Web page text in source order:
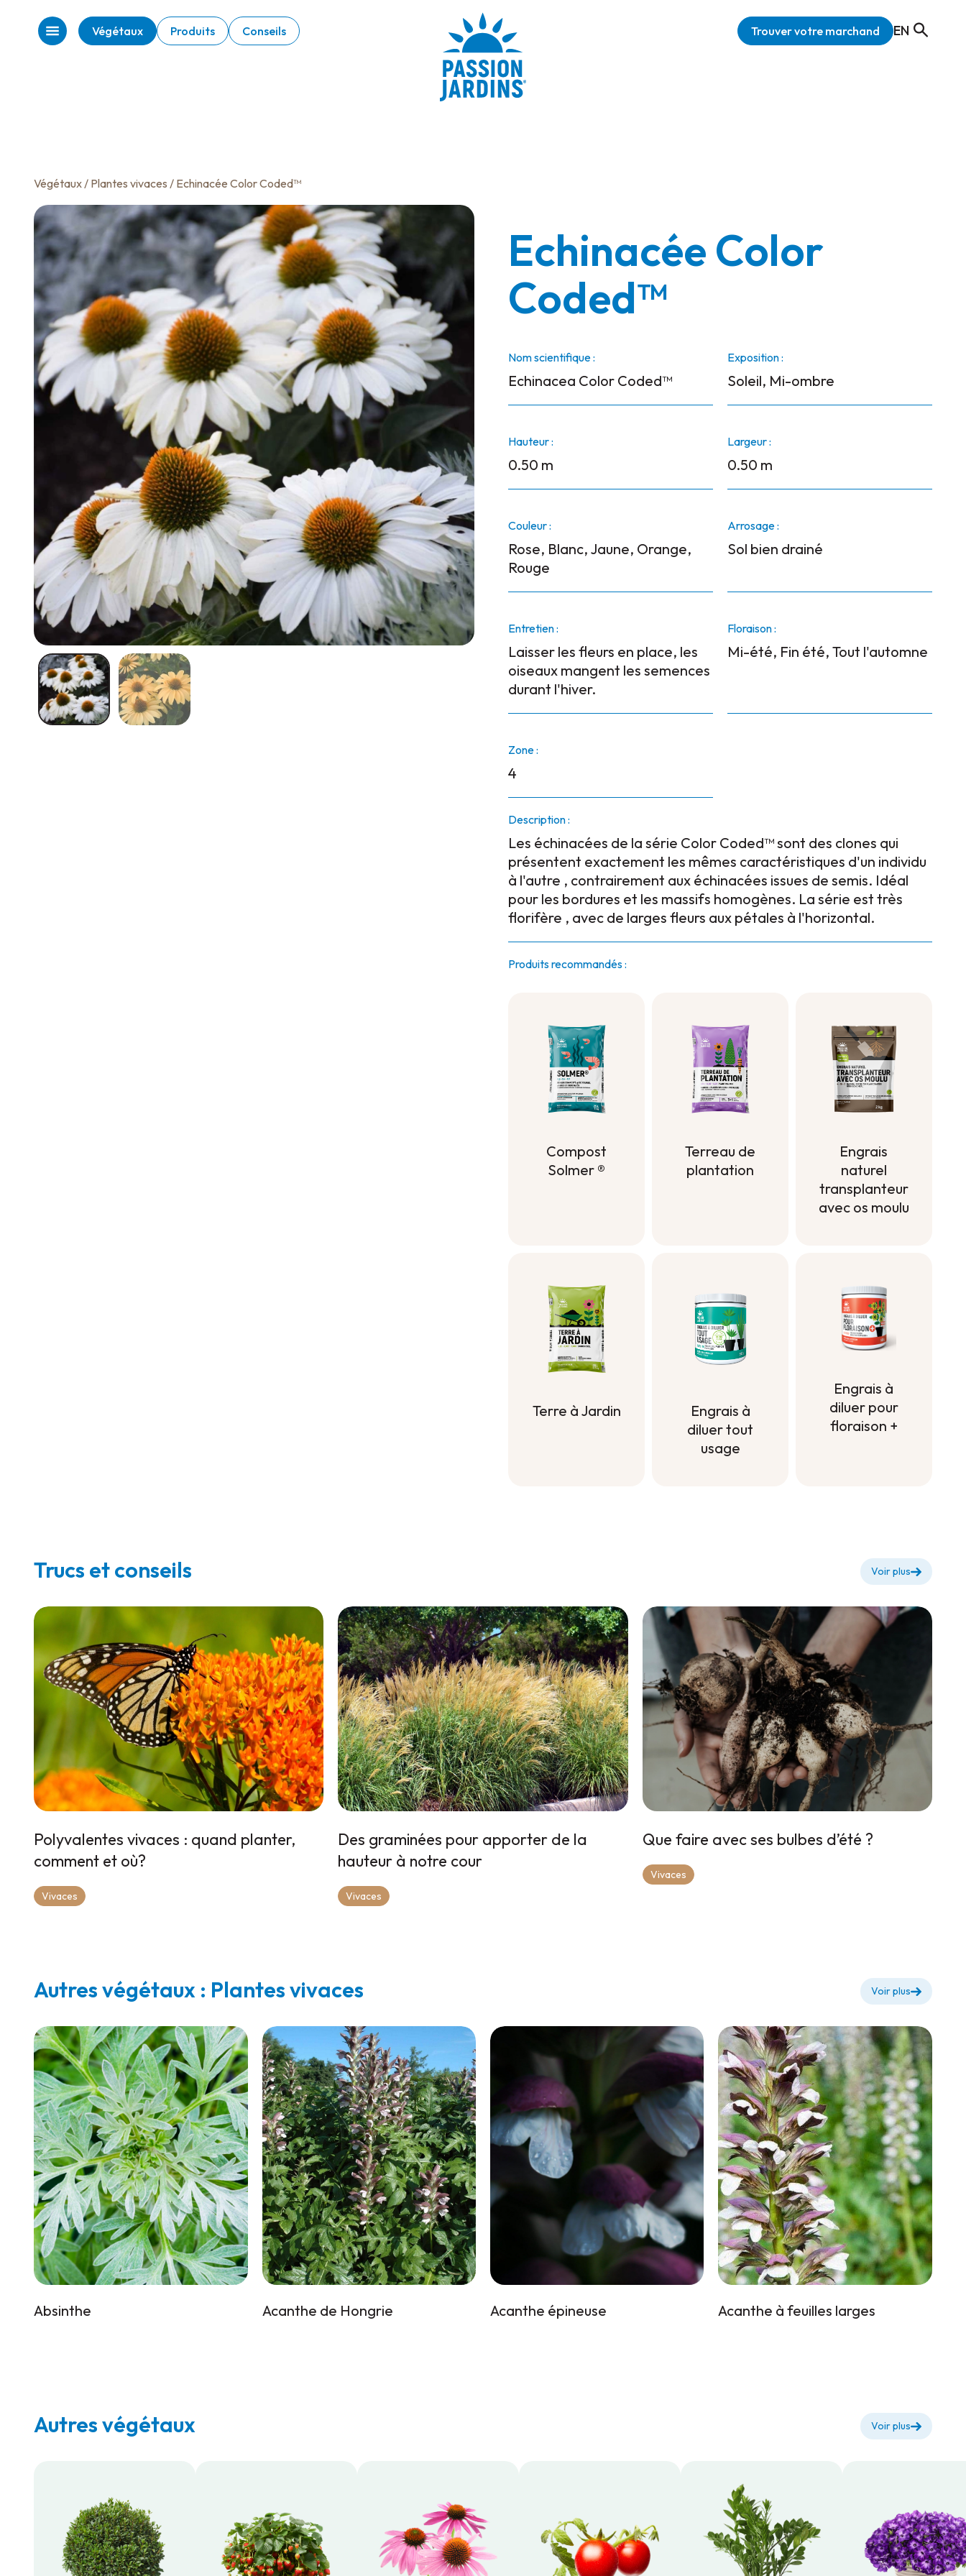
Végétaux Produits Conseils Trouver votre marchand EN
Végétaux/ Plantes vivaces / Echinacée Color Coded™
Echinacée Color
Coded™
Nom scientifique :
Echinacea Color Coded™
Exposition :
Soleil, Mi-ombre
Hauteur :
0.50 m
Largeur :
0.50 m
Couleur :
Rose, Blanc, Jaune, Orange,
Rouge
Arrosage :
Sol bien drainé
Entretien :
Laisser les fleurs en place, les
oiseaux mangent les semences
durant l'hiver.
Floraison :
Mi-été, Fin été, Tout l'automne
Zone :
4
Description :
Les échinacées de la série Color Coded™ sont des clones qui
présentent exactement les mêmes caractéristiques d'un individu
à l'autre , contrairement aux échinacées issues de semis. Idéal
pour les bordures et les massifs homogènes. La série est très
florifère , avec de larges fleurs aux pétales à l'horizontal.
Produits recommandés :
Compost
Solmer ®
Terreau de
plantation
Engrais
naturel
transplanteur
avec os moulu
avec os moulu
Terre à Jardin
Engrais à
diluer tout
usage
Engrais à
diluer pour
floraison +
Trucs et conseils Voir plus
Polyvalentes vivaces : quand planter,
comment et où?
Vivaces
Des graminées pour apporter de la
hauteur à notre cour
Vivaces
Que faire avec ses bulbes d’été ?
Vivaces
Autres végétaux : Plantes vivaces Voir plus
Absinthe Acanthe de Hongrie Acanthe épineuse Acanthe à feuilles larges
Autres végétaux Voir plus